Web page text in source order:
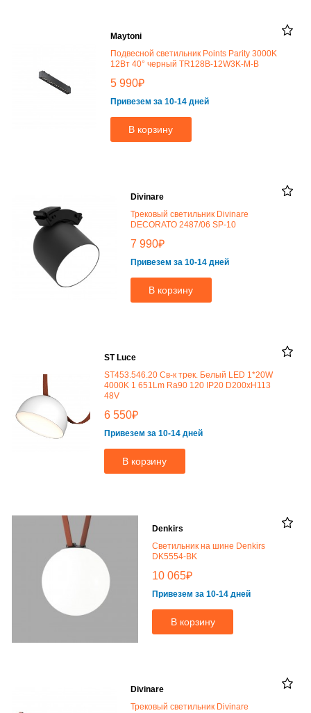
Maytoni
Подвесной светильник Points Parity 3000K
12Вт 40° черный TR128B-12W3K-M-B
5 990₽
Привезем за 10-14 дней
В корзину
Divinare
Трековый светильник Divinare
DECORATO 2487/06 SP-10
7 990₽
Привезем за 10-14 дней
В корзину
ST Luce
ST453.546.20 Св-к трек. Белый LED 1*20W
4000K 1 651Lm Ra90 120 IP20 D200xH113
48V
6 550₽
Привезем за 10-14 дней
В корзину
Denkirs
Светильник на шине Denkirs
DK5554-BK
10 065₽
Привезем за 10-14 дней
В корзину
Divinare
Трековый светильник Divinare